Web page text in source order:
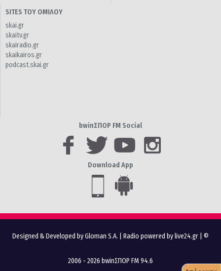
SITES ΤΟΥ ΟΜΙΛΟΥ
skai.gr
skaitv.gr
skairadio.gr
skaikairos.gr
podcast.skai.gr
bwinΣΠΟΡ FM Social
Download App
Designed & Developed by Gloman S.A. Radio powered by live24.gr | ©
2006 - 2026 bwinΣΠΟΡ FM 94.6